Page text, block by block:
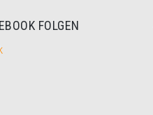
FOLGEN